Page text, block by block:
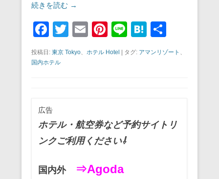
続きを読む →
F
a
c
o
o
k
T
tt
E
ail
Pi
Li
e
H
e
有
投稿日: 東京 Tokyo、 ホテル Hotel タグ: アマンリゾート 、
国内ホテル
広告
ホテル・航空券など予約サイトリ
ンクご利用ください⇩
国内外
⇒Agoda